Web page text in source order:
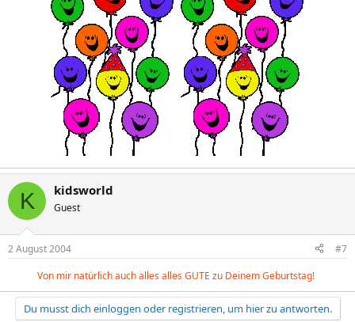
K kidsworld
Guest
2 August 2004
#7
Von mir natürlich auch alles alles GUTE zu Deinem Geburtstag!
Du musst dich einloggen oder registrieren, um hier zu antworten.